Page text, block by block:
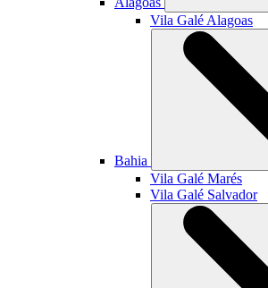
Vila Galé Alagoas
Bahia
Vila Galé Marés
Vila Galé Salvador